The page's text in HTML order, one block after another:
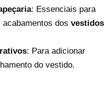
: Essenciais para
dos vestidos
: Para adicionar
do vestido.